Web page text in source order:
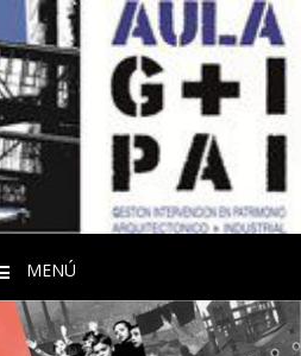
MENÚ